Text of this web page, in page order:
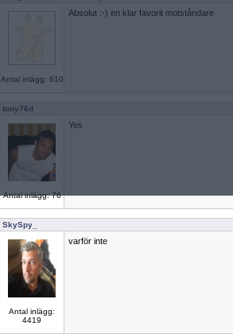
Antal inlägg: 610
Absolut :-) en klar favorit motståndare
tony76d
Antal inlägg: 76
Yes
SkySpy_
Antal inlägg:
4419
varför inte